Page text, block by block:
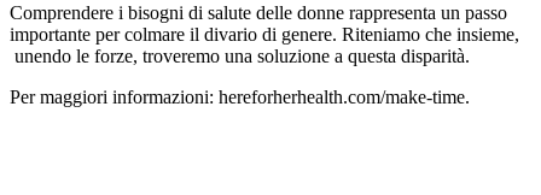
Comprendere i bisogni di salute delle donne rappresenta un passo
importante per colmare il divario di genere. Riteniamo che insieme,
unendo le forze, troveremo una soluzione a questa disparità.
Per maggiori informazioni: hereforherhealth.com/make-time.